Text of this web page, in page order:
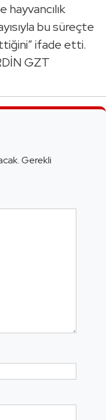
bu süreçte
ifade etti.
GZT
Gerekli